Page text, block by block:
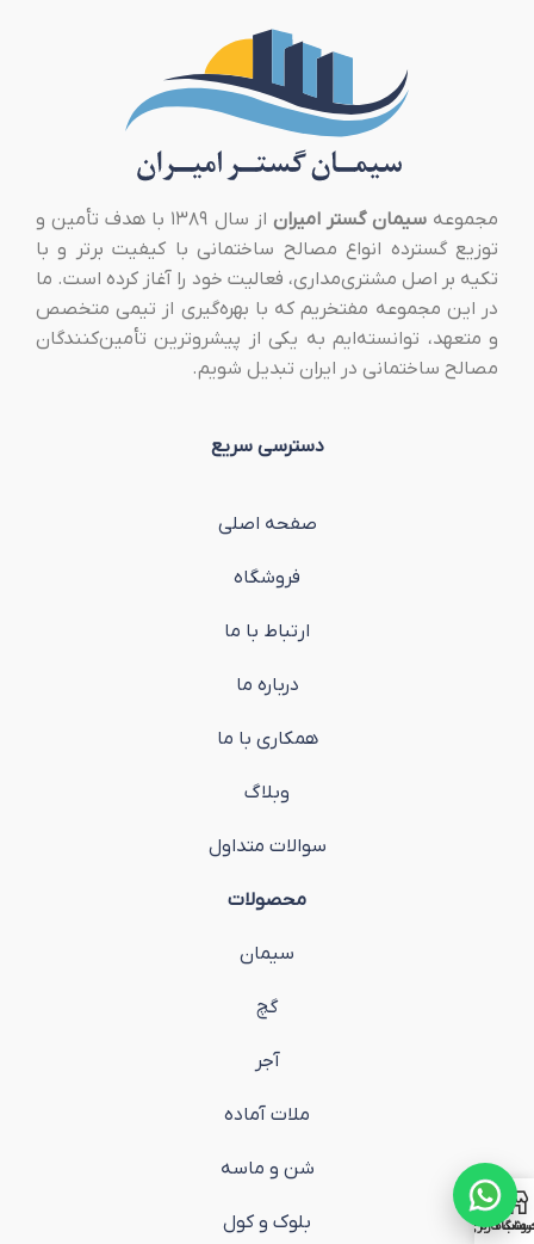
مجموعهسیمان گستر امیران
از سال ۱۳۸۹ با هدف تأمین و
توزیع گسترده انواع مصالح ساختمانی با کیفیت برتر و با
تکیه بر اصل مشتری‌مداری، فعالیت خود را آغاز کرده است. ما
در این مجموعه مفتخریم که با بهره‌گیری از تیمی متخصص
و متعهد، توانسته‌ایم به یکی از پیشروترین تأمین‌کنندگان
مصالح ساختمانی در ایران تبدیل شویم.
دسترسی سریع
صفحه اصلی
فروشگاه
ارتباط با ما
درباره ما
همکاری با ما
وبلاگ
سوالات متداول
محصولات
سیمان
گچ
آجر
ملات آماده
شن و ماسه
بلوک و کول کاربری من